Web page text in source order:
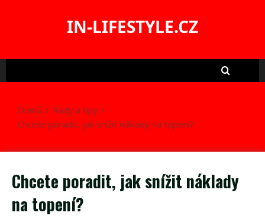
IN-LIFESTYLE.CZ
Domů
Rady a tipy
Chcete poradit, jak snížit náklady na topení?
Chcete poradit, jak snížit náklady
na topení?